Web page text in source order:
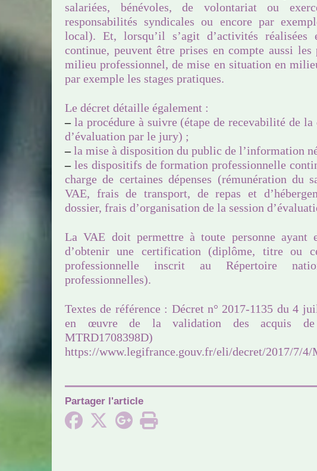
salariées, bénévoles, de volontariat ou
responsabilités syndicales ou encore par
local). Et, lorsqu’il s’agit d’activités
continue, peuvent être prises en compte aussi
milieu professionnel, de mise en situation en
par exemple les stages pratiques.
Le décret détaille également :
–la procédure à suivre (étape de recevabilité de la
d’évaluation par le jury) ;
–la mise à disposition du public de l’information
–les dispositifs de formation professionnelle
charge de certaines dépenses (rémunération du
VAE, frais de transport, de repas et
dossier, frais d’organisation de la session
La VAE doit permettre à toute personne ayant
d’obtenir une certification (diplôme, titre ou
professionnelle inscrit au Répertoire
professionnelles).
Textes de référence : Décret n° 2017-1135 du 4
en œuvre de la validation des acquis de
MTRD1708398D)
https://www.legifrance.gouv.fr/eli/decret/2017/7/4/
Partager l'article